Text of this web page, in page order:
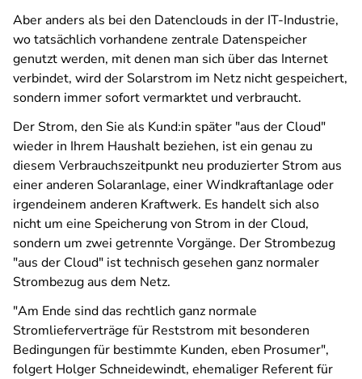
Aber anders als bei den Datenclouds in der IT-Industrie,
wo tatsächlich vorhandene zentrale Datenspeicher
genutzt werden, mit denen man sich über das Internet
verbindet, wird der Solarstrom im Netz nicht gespeichert,
sondern immer sofort vermarktet und verbraucht.
Der Strom, den Sie als Kund:in später "aus der Cloud"
wieder in Ihrem Haushalt beziehen, ist ein genau zu
diesem Verbrauchszeitpunkt neu produzierter Strom aus
einer anderen Solaranlage, einer Windkraftanlage oder
irgendeinem anderen Kraftwerk. Es handelt sich also
nicht um eine Speicherung von Strom in der Cloud,
sondern um zwei getrennte Vorgänge. Der Strombezug
"aus der Cloud" ist technisch gesehen ganz normaler
Strombezug aus dem Netz.
"Am Ende sind das rechtlich ganz normale
Stromlieferverträge für Reststrom mit besonderen
Bedingungen für bestimmte Kunden, eben Prosumer",
folgert Holger Schneidewindt, ehemaliger Referent für